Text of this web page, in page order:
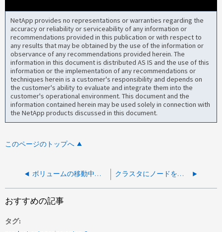
NetApp provides no representations or warranties regarding the
accuracy or reliability or serviceability of any information or
recommendations provided in this publication or with respect to
any results that may be obtained by the use of the information or
observance of any recommendations provided herein. The
information in this document is distributed AS IS and the use of this
information or the implementation of any recommendations or
techniques herein is a customer's responsibility and depends on
the customer's ability to evaluate and integrate them into the
customer's operational environment. This document and the
information contained herein may be used solely in connection with
the NetApp products discussed in this document.
このページのトップへ
ボリュームの移動中に、 wafl.raid.incons.set.error というメッセージが生成されます クラスタにノードを追加するとECV機能が無効になる
おすすめの記事
タグ